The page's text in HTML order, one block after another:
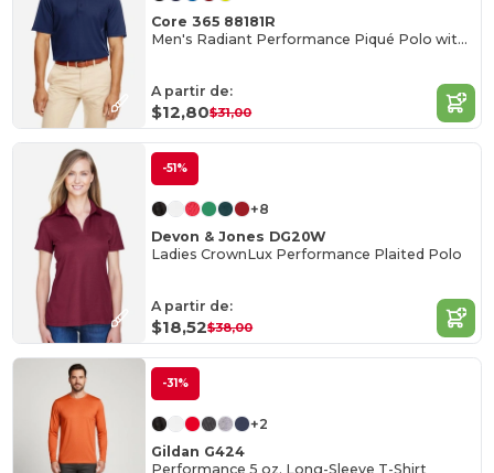
Core 365 88181R
Men's Radiant Performance Piqué Polo with Reflective Piping
A partir de:
$12,80$31,00
-51%
+8
Devon & Jones DG20W
Ladies CrownLux Performance Plaited Polo
A partir de:
$18,52$38,00
-31%
+2
Gildan G424
Performance 5 oz. Long-Sleeve T-Shirt